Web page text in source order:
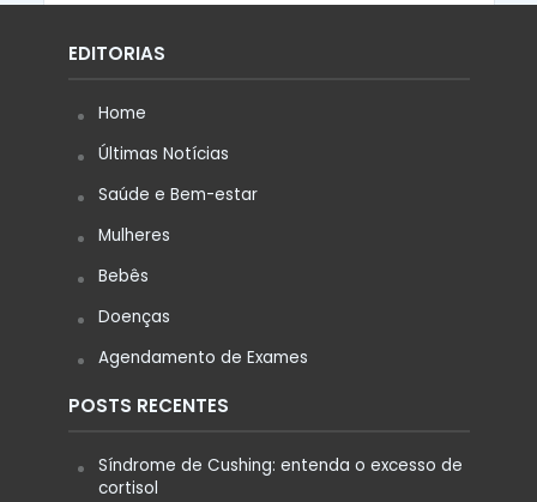
EDITORIAS
Home
Últimas Notícias
Saúde e Bem-estar
Mulheres
Bebês
Doenças
Agendamento de Exames
POSTS RECENTES
Síndrome de Cushing: entenda o excesso de
cortisol